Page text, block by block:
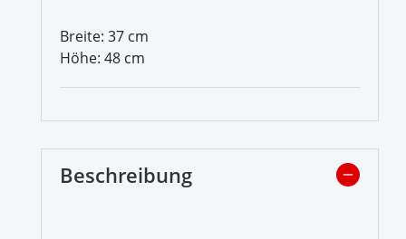
Breite: 37 cm
Höhe: 48 cm
Beschreibung